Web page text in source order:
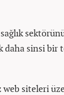
sağlık
daha sinsi bir
web siteleri